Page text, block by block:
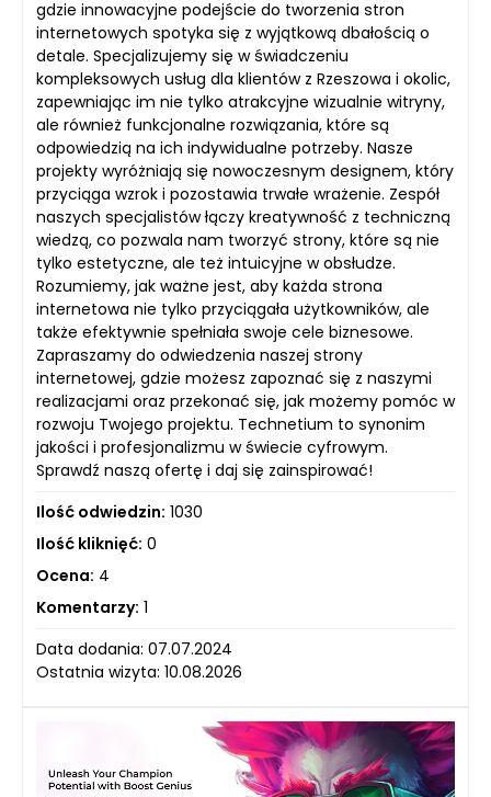
gdzie innowacyjne podejście do tworzenia stron
internetowych spotyka się z wyjątkową dbałością o
detale. Specjalizujemy się w świadczeniu
kompleksowych usług dla klientów z Rzeszowa i okolic,
zapewniając im nie tylko atrakcyjne wizualnie witryny,
ale również funkcjonalne rozwiązania, które są
odpowiedzią na ich indywidualne potrzeby. Nasze
projekty wyróżniają się nowoczesnym designem, który
przyciąga wzrok i pozostawia trwałe wrażenie. Zespół
naszych specjalistów łączy kreatywność z techniczną
wiedzą, co pozwala nam tworzyć strony, które są nie
tylko estetyczne, ale też intuicyjne w obsłudze.
Rozumiemy, jak ważne jest, aby każda strona
internetowa nie tylko przyciągała użytkowników, ale
także efektywnie spełniała swoje cele biznesowe.
Zapraszamy do odwiedzenia naszej strony
internetowej, gdzie możesz zapoznać się z naszymi
realizacjami oraz przekonać się, jak możemy pomóc w
rozwoju Twojego projektu. Technetium to synonim
jakości i profesjonalizmu w świecie cyfrowym.
Sprawdź naszą ofertę i daj się zainspirować!
Ilość odwiedzin: 1030
Ilość kliknięć: 0
Ocena: 4
Komentarzy: 1
Data dodania: 07.07.2024
Ostatnia wizyta: 10.08.2026